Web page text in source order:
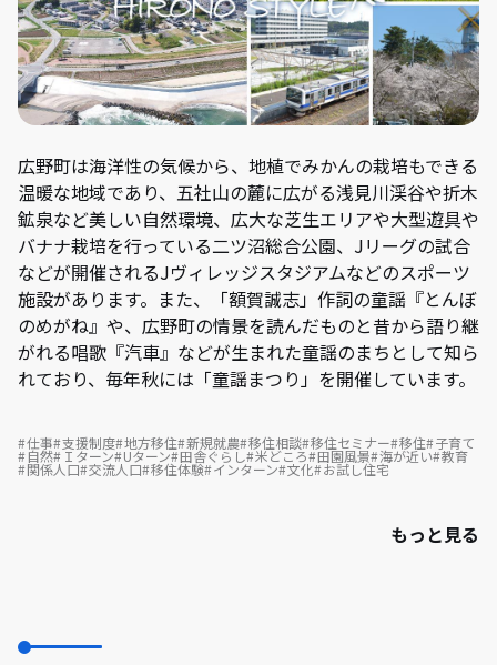
広野町は海洋性の気候から、地植でみかんの栽培もできる
温暖な地域であり、五社山の麓に広がる浅見川渓谷や折木
鉱泉など美しい自然環境、広大な芝生エリアや大型遊具や
バナナ栽培を行っている二ツ沼総合公園、Jリーグの試合
などが開催されるJヴィレッジスタジアムなどのスポーツ
施設があります。また、「額賀誠志」作詞の童謡『とんぼ
のめがね』や、広野町の情景を読んだものと昔から語り継
がれる唱歌『汽車』などが生まれた童謡のまちとして知ら
れており、毎年秋には「童謡まつり」を開催しています。
仕事 支援制度 地方移住 新規就農 移住相談 移住セミナー 移住 子育て
自然 Ｉターン Uターン 田舎ぐらし 米どころ 田園風景 海が近い 教育
関係人口 交流人口 移住体験 インターン 文化 お試し住宅
もっと見る